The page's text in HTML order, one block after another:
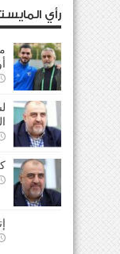
رأي